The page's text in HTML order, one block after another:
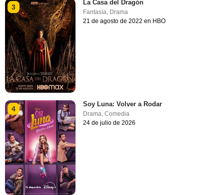
3
La Casa del Dragón
Fantasía, Drama
21 de agosto de 2022 en HBO
4
Soy Luna: Volver a Rodar
Drama,Comedia
24 de julio de 2026